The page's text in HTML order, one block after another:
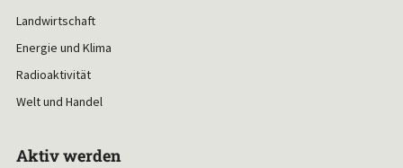
Landwirtschaft
Energie und Klima
Radioaktivität
Welt und Handel
Aktiv werden